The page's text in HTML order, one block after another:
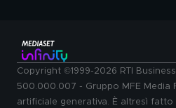
Copyright ©1999-2026 RTI
500.000.007 - Gruppo MFE
artificiale generativa. È altresì